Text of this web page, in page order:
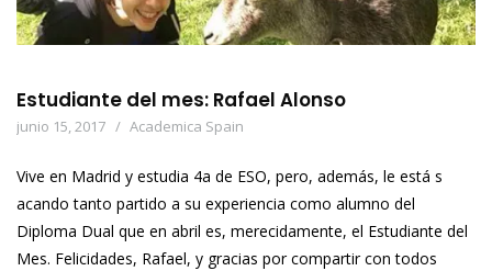
Estudiante del mes: Rafael Alonso
junio 15, 2017 Academica Spain
Vive en Madrid y estudia 4a de ESO, pero, además, le está s
acando tanto partido a su experiencia como alumno del
Diploma Dual que en abril es, merecidamente, el Estudiante del
Mes. Felicidades, Rafael, y gracias por compartir con todos